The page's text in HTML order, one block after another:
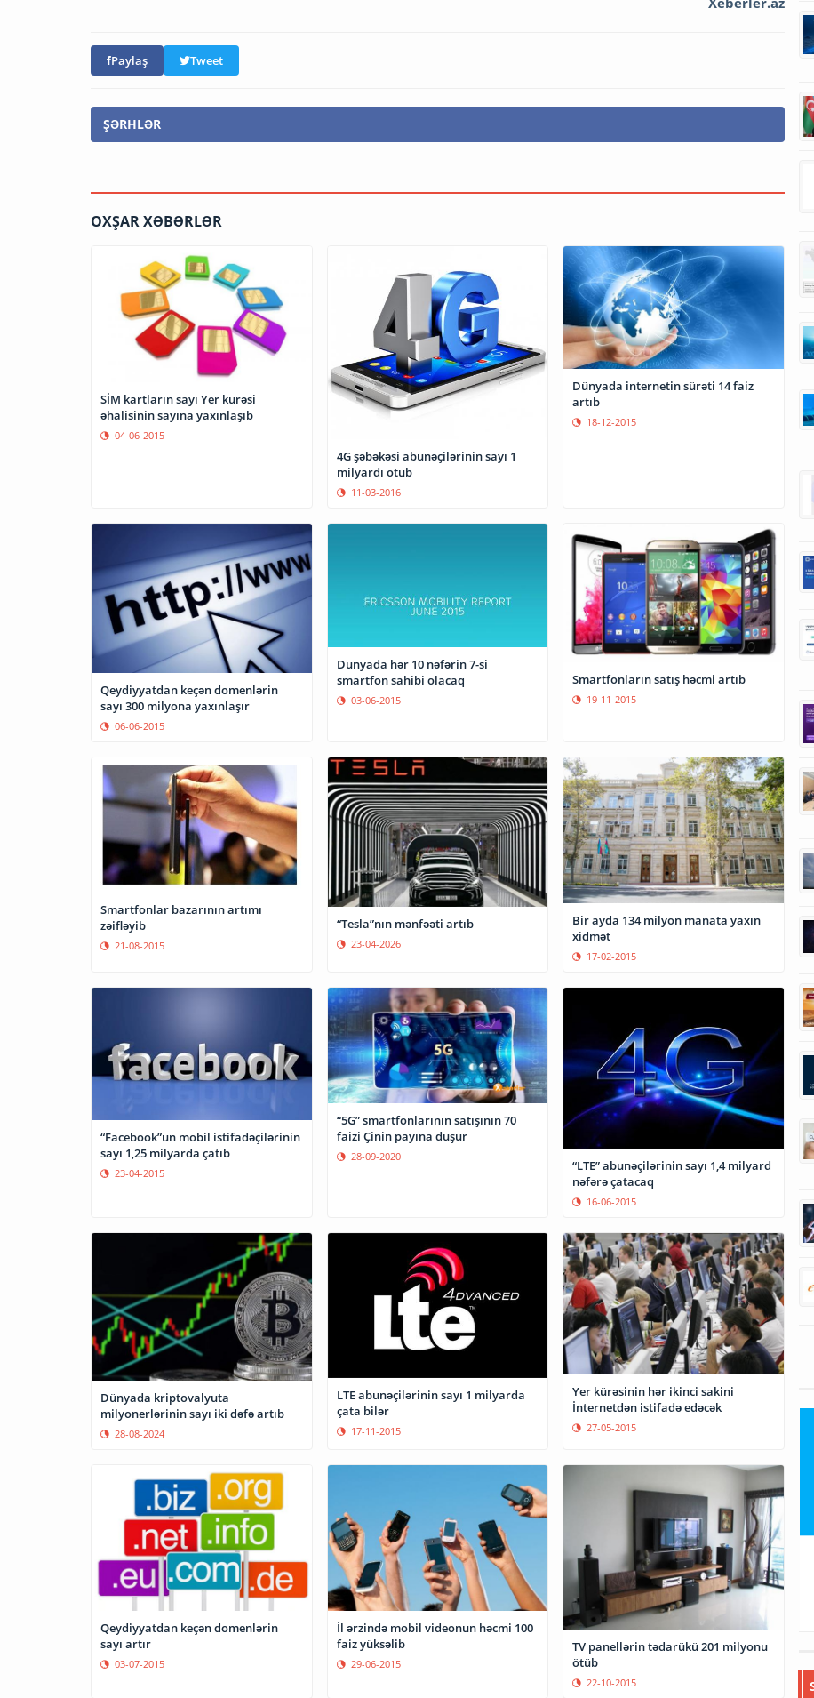
Paylaş Tweet
ŞƏRHLƏR
OXŞAR XƏBƏRLƏR
SİM kartların sayı Yer kürəsi
əhalisinin sayına yaxınlaşıb
04-06-2015
4G şəbəkəsi abunəçilərinin sayı 1
milyardı ötüb
11-03-2016
Dünyada internetin sürəti 14 faiz
artıb
18-12-2015
Qeydiyyatdan keçən domenlərin
sayı 300 milyona yaxınlaşır
06-06-2015
Dünyada hər 10 nəfərin 7-si
smartfon sahibi olacaq
03-06-2015
Smartfonların satış həcmi artıb
19-11-2015
Smartfonlar bazarının artımı
zəifləyib
21-08-2015
“Tesla”nın mənfəəti artıb
23-04-2026
Bir ayda 134 milyon manata yaxın
xidmət
17-02-2015
“Facebook”un mobil istifadəçilərinin
sayı 1,25 milyarda çatıb
23-04-2015
“5G” smartfonlarının satışının 70
faizi Çinin payına düşür
28-09-2020
“LTE” abunəçilərinin sayı 1,4 milyard
nəfərə çatacaq
16-06-2015
Dünyada kriptovalyuta
milyonerlərinin sayı iki dəfə artıb
28-08-2024
LTE abunəçilərinin sayı 1 milyarda
çata bilər
17-11-2015
Yer kürəsinin hər ikinci sakini
İnternetdən istifadə edəcək
27-05-2015
Qeydiyyatdan keçən domenlərin
sayı artır
03-07-2015
İl ərzində mobil videonun həcmi 100
faiz yüksəlib
29-06-2015
TV panellərin tədarükü 201 milyonu
ötüb
22-10-2015